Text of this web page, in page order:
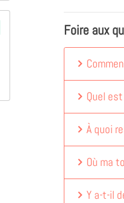
Foire aux
Quel
À quoi
Où ma
Y a-t-il